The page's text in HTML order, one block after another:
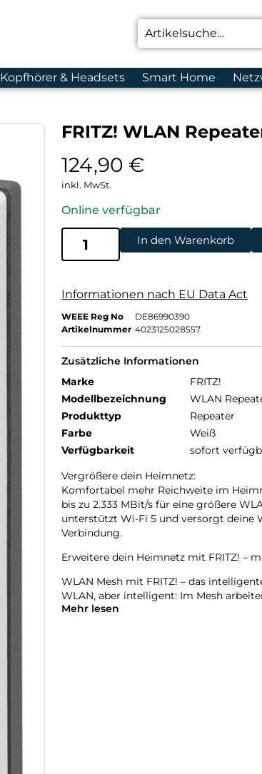
Kopfhörer & Headsets Smart Home
FRITZ! WLAN
124,90 €
inkl. MwSt.
Online verfügbar
In den Warenkorb
Informationen nach EU Data Act
WEEE Reg No
DE86990390
Artikelnummer 4023125028557
Zusätzliche Informationen
Marke
FRITZ!
Modellbezeichnung
WLAN
Produkttyp
Repeater
Farbe
Weiß
Verfügbarkeit
sofort
Vergrößere dein Heimnetz:
Komfortabel mehr Reichweite im
bis zu 2.333 MBit/s für eine größere
unterstützt Wi-Fi 5 und versorgt deine
Verbindung.
Erweitere dein Heimnetz mit FRITZ! –
WLAN Mesh mit FRITZ! – das
WLAN, aber intelligent: Im Mesh
und FRITZ!Powerline zusammen, damit
Mehr lesen